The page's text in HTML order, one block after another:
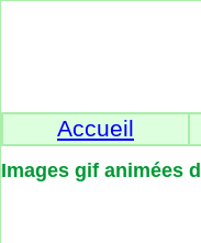
Accueil
Images gif animées